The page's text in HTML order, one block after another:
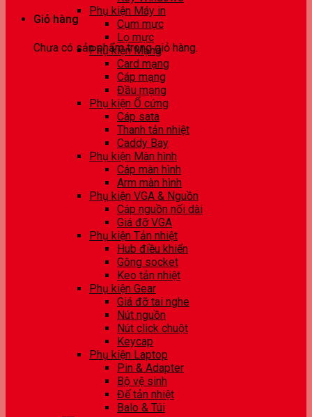
Giỏ hàng
Chưa có sản phẩm trong giỏ hàng.
Phụ kiện Máy in
Cụm mực
Lọ mực
Phụ kiện Mạng
Card mạng
Cáp mạng
Đầu mạng
Phụ kiện Ổ cứng
Cáp sata
Thanh tản nhiệt
Caddy Bay
Phụ kiện Màn hình
Cáp màn hình
Arm màn hình
Phụ kiện VGA & Nguồn
Cáp nguồn nối dài
Giá đỡ VGA
Phụ kiện Tản nhiệt
Hub điều khiển
Gông socket
Keo tản nhiệt
Phụ kiện Gear
Giá đỡ tai nghe
Nút nguồn
Nút click chuột
Keycap
Phụ kiện Laptop
Pin & Adapter
Bộ vệ sinh
Đế tản nhiệt
Balo & Túi